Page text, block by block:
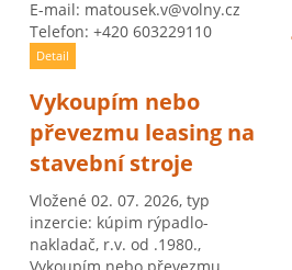
E-mail: matousek.v@volny.cz
Telefon: +420 603229110
Detail
Vykoupím nebo
převezmu leasing na
stavební stroje
Vložené 02. 07. 2026, typ
inzercie: kúpim rýpadlo-
nakladač, r.v. od .1980.,